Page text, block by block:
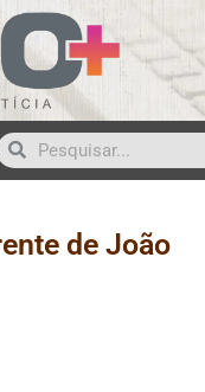
de João